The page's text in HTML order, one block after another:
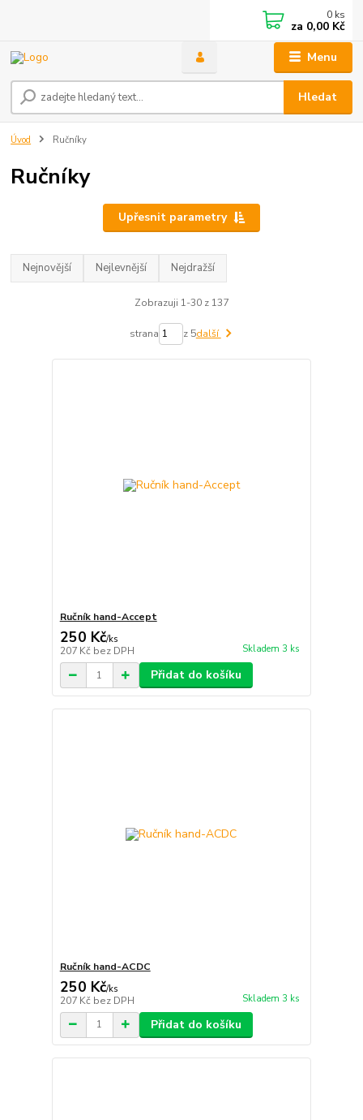
Menu
Hledat
0 ks
za 0,00 Kč
Úvod Ručníky
Ručníky
Upřesnit parametry
Nejnovější Nejlevnější Nejdražší
Zobrazuji 1-30 z 137
strana z 5další
Ručník hand-Accept
250 Kč/ks
207 Kč bez DPH Skladem 3 ks
Přidat do košíku
Ručník hand-ACDC
250 Kč/ks
207 Kč bez DPH Skladem 3 ks
Přidat do košíku